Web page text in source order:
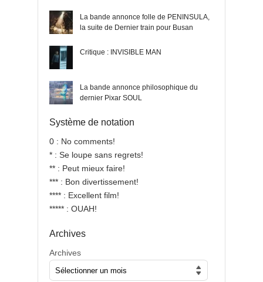
La bande annonce folle de PENINSULA,
la suite de Dernier train pour Busan
Critique : INVISIBLE MAN
La bande annonce philosophique du
dernier Pixar SOUL
Système de notation
0 : No comments!
* : Se loupe sans regrets!
** : Peut mieux faire!
*** : Bon divertissement!
**** : Excellent film!
***** : OUAH!
Archives
Archives